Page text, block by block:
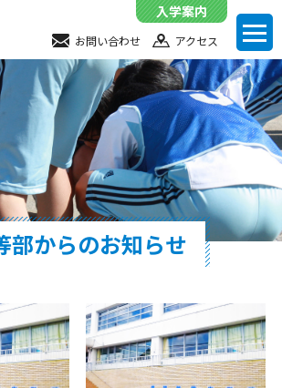
お問い合わせ アクセス
入学案内
部からのお知らせ